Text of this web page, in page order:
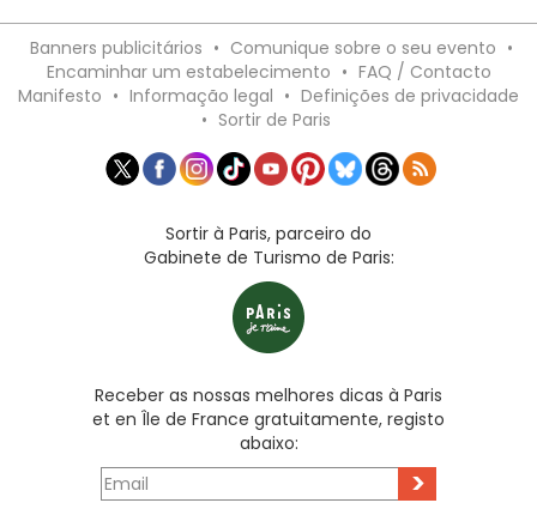
Banners publicitários • Comunique sobre o seu evento •
Encaminhar um estabelecimento • FAQ / Contacto
Manifesto • Informação legal • Definições de privacidade
• Sortir de Paris
Sortir à Paris, parceiro do
Gabinete de Turismo de Paris:
Receber as nossas melhores dicas à Paris
et en Île de France gratuitamente, registo
abaixo:
>